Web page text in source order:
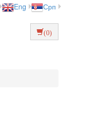
Eng Срп
(0)